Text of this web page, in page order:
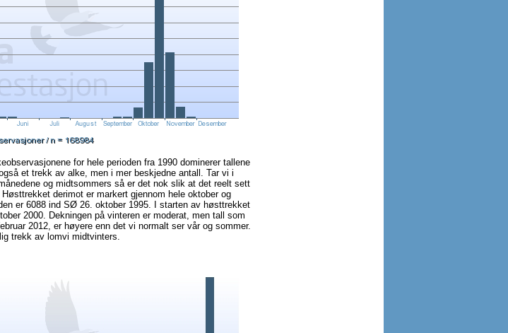
for hele perioden fra 1990 dominerer tallene
et trekk av alke, men i mer beskjedne antall. Tar vi i
og midtsommers så er det nok slik at det reelt sett
derimot er markert gjennom hele oktober og
er 6088 ind SØ 26. oktober 1995. I starten av høsttrekket
2000. Dekningen på vinteren er moderat, men tall som
2012, er høyere enn det vi normalt ser vår og sommer.
trekk av lomvi midtvinters.